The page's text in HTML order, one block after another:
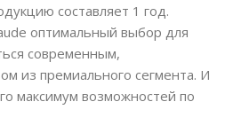
составляет 1 год.
оптимальный выбор для
современным,
из премиального сегмента. И
максимум возможностей по